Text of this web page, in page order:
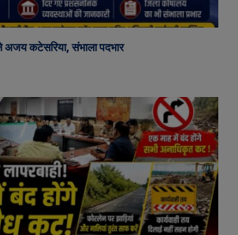
कटेसरिया, संभाला पदभार